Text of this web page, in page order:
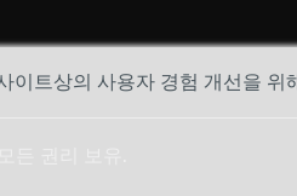
트상의 사용자 경험 개선을